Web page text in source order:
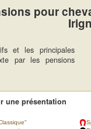
pour
et les principales
par les pensions
une présentation